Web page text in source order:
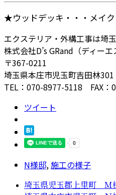
★ウッドデッキ・・・メイ
エクステリア・外構工事は埼
株式会社D’s GRand（ディーエ
〒367-0211
埼玉県本庄市児玉町吉田林301
TEL：070-8977-5118 FAX：
ツイート
N様邸,施工の様子
埼玉県児玉郡上里町 Ｍ